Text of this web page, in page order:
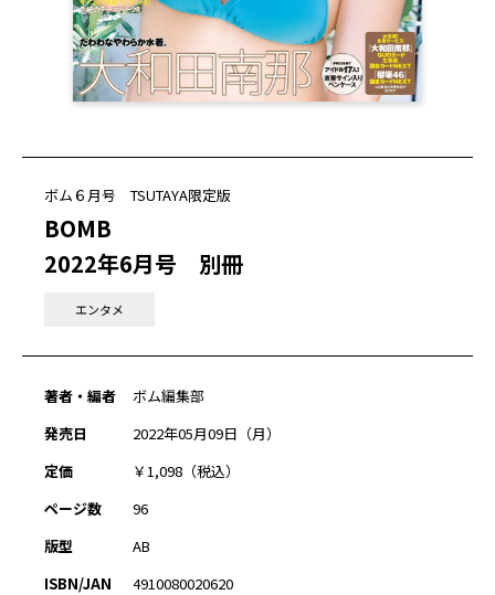
ボム６月号 TSUTAYA限定版
BOMB
2022年6月号 別冊
エンタメ
著者・編者
ボム編集部
発売日
2022年05月09日（月）
定価
￥1,098（税込）
ページ数
96
版型
AB
ISBN/JAN
4910080020620